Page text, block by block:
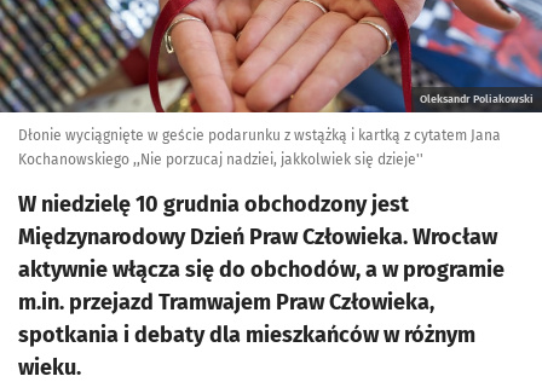
Oleksandr Poliakowski
Dłonie wyciągnięte w geście podarunku z wstążką i kartką z cytatem Jana
Kochanowskiego ,,Nie porzucaj nadziei, jakkolwiek się dzieje''
W niedzielę 10 grudnia obchodzony jest
Międzynarodowy Dzień Praw Człowieka. Wrocław
aktywnie włącza się do obchodów, a w programie
m.in. przejazd Tramwajem Praw Człowieka,
spotkania i debaty dla mieszkańców w różnym
wieku.